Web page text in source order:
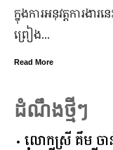
ក្រោយ​ភ្ជាប់​ពាក្យ​រួច​ច្
ក្រមុំ អូន ព័ន្ធមណីលក្ស្មី
ត្រៀម​ចូល​រោងការ​ហើយ
ដំណឹងថ្មីៗ